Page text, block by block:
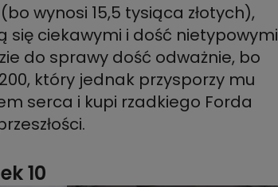
wynosi 15,5 tysiąca złotych),
się ciekawymi i dość nietypowymi
do sprawy dość odważnie, bo
który jednak przysporzy mu
serca i kupi rzadkiego Forda
10